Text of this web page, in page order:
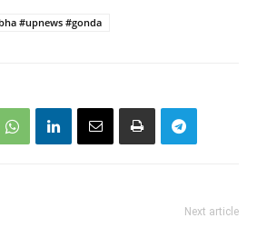
#upnews #gonda
Next article